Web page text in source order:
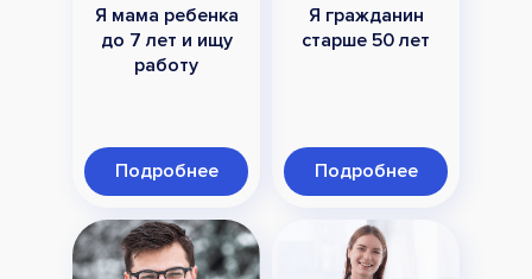
Я мама ребенка
до 7 лет и ищу
работу
Подробнее
Я гражданин
старше 50 лет
Подробнее